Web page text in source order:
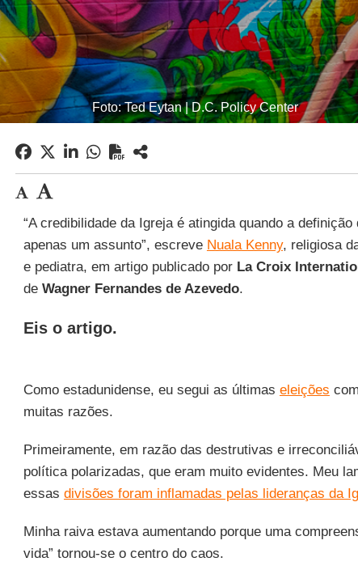
Foto: Ted Eytan | D.C. Policy Center
“A credibilidade da Igreja é atingida quando a definição
apenas um assunto”, escreve Nuala Kenny, religiosa
e pediatra, em artigo publicado por La Croix
de Wagner Fernandes de Azevedo.
Eis o artigo.
Como estadunidense, eu segui as últimas eleições
muitas razões.
Primeiramente, em razão das destrutivas e
política polarizadas, que eram muito evidentes. Meu
essas divisões foram inflamadas pelas lideranças da
Minha raiva estava aumentando porque uma
vida” tornou-se o centro do caos.